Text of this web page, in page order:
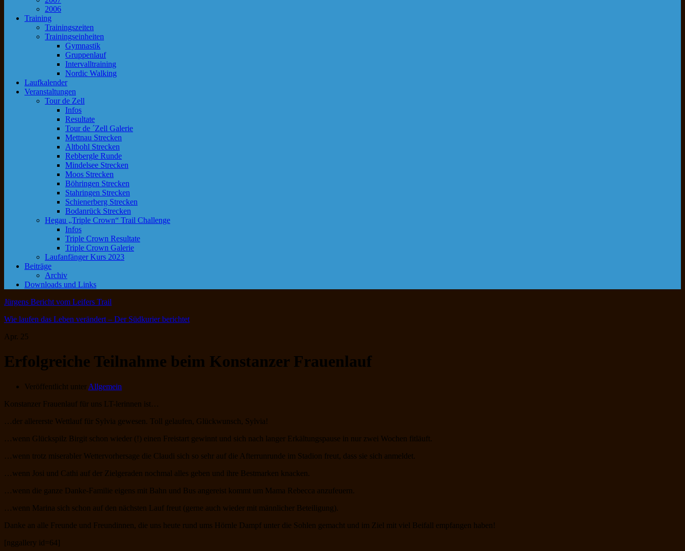
2006
Training
Trainingszeiten
Trainingseinheiten
Gymnastik
Gruppenlauf
Intervalltraining
Nordic Walking
Laufkalender
Veranstaltungen
Tour de Zell
Infos
Resultate
Tour de ´Zell Galerie
Mettnau Strecken
Altbohl Strecken
Rebbergle Runde
Mindelsee Strecken
Moos Strecken
Böhringen Strecken
Stahringen Strecken
Schienerberg Strecken
Bodanrück Strecken
Hegau „Triple Crown“ Trail Challenge
Infos
Triple Crown Resultate
Triple Crown Galerie
Laufanfänger Kurs 2023
Beiträge
Archiv
Downloads und Links
Jürgens Bericht vom Leifers Trail
Wie laufen das Leben verändert – Der Südkurier berichtet
Apr. 25
Erfolgreiche Teilnahme beim Konstanzer Frauenlauf
Veröffentlicht unter Allgemein
Konstanzer Frauenlauf für uns LT-lerinnen ist…
…der allererste Wettlauf für Sylvia gewesen. Toll gelaufen, Glückwunsch, Sylvia!
…wenn Glückspilz Birgit schon wieder (!) einen Freistart gewinnt und sich nach langer Erkältungspause in nur zwei Wochen fitläuft.
…wenn trotz miserabler Wettervorhersage die Claudi sich so sehr auf die Afterrunrunde im Stadion freut, dass sie sich anmeldet.
…wenn Josi und Cathi auf der Zielgeraden nochmal alles geben und ihre Bestmarken knacken.
…wenn die ganze Danke-Familie eigens mit Bahn und Bus angereist kommt um Mama Rebecca anzufeuern.
…wenn Marina sich schon auf den nächsten Lauf freut (gerne auch wieder mit männlicher Beteiligung).
Danke an alle Freunde und Freundinnen, die uns heute rund ums Hörnle Dampf unter die Sohlen gemacht und im Ziel mit viel Beifall empfangen haben!
[nggallery id=64]